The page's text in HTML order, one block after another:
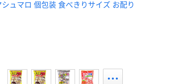
ュマロ 個包装 食べきりサイズ お配り